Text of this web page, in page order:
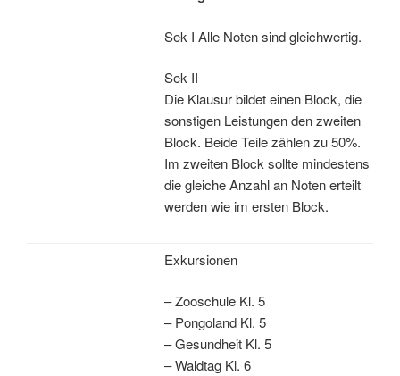
Sek I Alle Noten sind gleichwertig.
Sek II
Die Klausur bildet einen Block, die
sonstigen Leistungen den zweiten
Block. Beide Teile zählen zu 50%.
Im zweiten Block sollte mindestens
die gleiche Anzahl an Noten erteilt
werden wie im ersten Block.
Exkursionen
– Zooschule Kl. 5
– Pongoland Kl. 5
– Gesundheit Kl. 5
– Waldtag Kl. 6